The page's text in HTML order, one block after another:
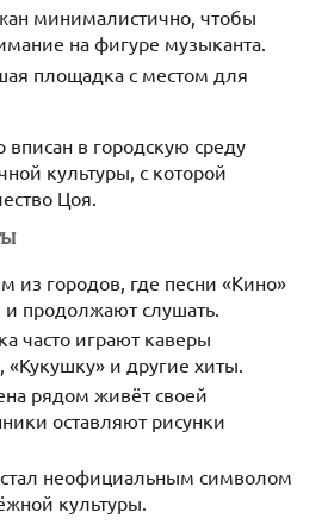
минималистично, чтобы
на фигуре музыканта.
площадка с местом для
вписан в городскую среду
культуры, с которой
Цоя.
из городов, где песни «Кино»
продолжают слушать.
часто играют каверы
«Кукушку» и другие хиты.
рядом живёт своей
оставляют рисунки
неофициальным символом
культуры.